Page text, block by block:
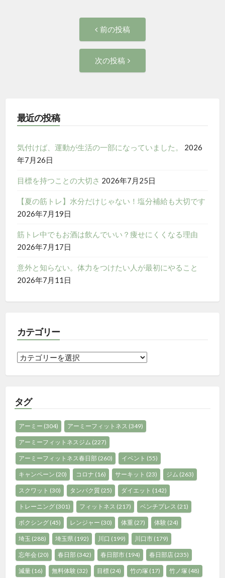
ゲ
ー
シ
ョ
ン
前の投稿
投
次の投稿
最近の投稿
気付けば、運動が生活の一部になっていました。
2026
年7月26日
目標を持つことの大切さ 2026年7月25日
【夏の筋トレ】水分だけじゃない！塩分補給も大切です
2026年7月19日
筋トレ中でもお酒は飲んでいい？痩せにくくなる理由
2026年7月17日
意外と知らない。体力をつけたい人が最初にやること
2026年7月11日
カテゴリー
カ
ー
タグ
アーミー (304) アーミーフィットネス (349)
アーミーフィットネスジム (227)
アーミーフィットネス春日部 (260) イベント (55)
キャンペーン (20) コロナ (16) サーキット (23) ジム (263)
スクワット (30) タンパク質 (25) ダイエット (142)
トレーニング (301) フィットネス (217) ベンチプレス (21)
ボクシング (45) レンジャー (30) 体重 (27) 体験 (24)
埼玉 (288) 埼玉県 (192) 川口 (199) 川口市 (179)
忘年会 (20) 春日部 (342) 春日部市 (194) 春日部店 (235)
減量 (16) 無料体験 (32) 目標 (24) 竹の塚 (17) 竹ノ塚 (48)